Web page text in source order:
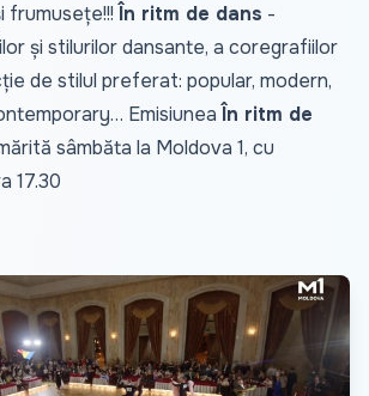
frumusețe!!! În ritm de dans -
și stilurilor dansante, a coregrafiilor
de stilul preferat: popular, modern,
Emisiunea În ritm de
sâmbăta la Moldova 1, cu
17.30